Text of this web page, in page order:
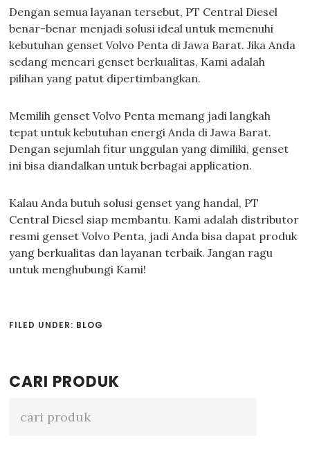
Dengan semua layanan tersebut, PT Central Diesel
benar-benar menjadi solusi ideal untuk memenuhi
kebutuhan genset Volvo Penta di Jawa Barat. Jika Anda
sedang mencari genset berkualitas, Kami adalah
pilihan yang patut dipertimbangkan.
Memilih genset Volvo Penta memang jadi langkah
tepat untuk kebutuhan energi Anda di Jawa Barat.
Dengan sejumlah fitur unggulan yang dimiliki, genset
ini bisa diandalkan untuk berbagai application.
Kalau Anda butuh solusi genset yang handal, PT
Central Diesel siap membantu. Kami adalah distributor
resmi genset Volvo Penta, jadi Anda bisa dapat produk
yang berkualitas dan layanan terbaik. Jangan ragu
untuk menghubungi Kami!
FILED UNDER: BLOG
Primary
Sidebar
CARI PRODUK